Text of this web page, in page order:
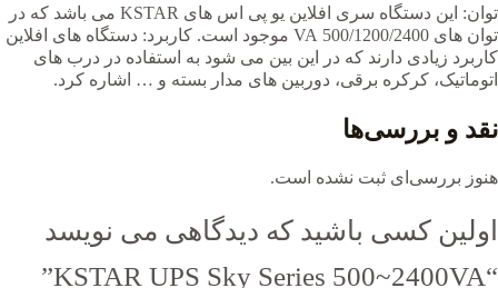
توان: این دستگاه سری افلاین یو پی اس های KSTAR می باشد که در
توان های 500/1200/2400 VA موجود است. کاربرد: دستگاه های افلاین
کاربرد زیادی دارند که در این بین می شود به استفاده در درب های
اتوماتیک، کرکره برقی، دوربین های مدار بسته و … اشاره کرد.
نقد و بررسی‌ها
هنوز بررسی‌ای ثبت نشده است.
اولین کسی باشید که دیدگاهی می نویسد
“KSTAR UPS Sky Series 500~2400VA”